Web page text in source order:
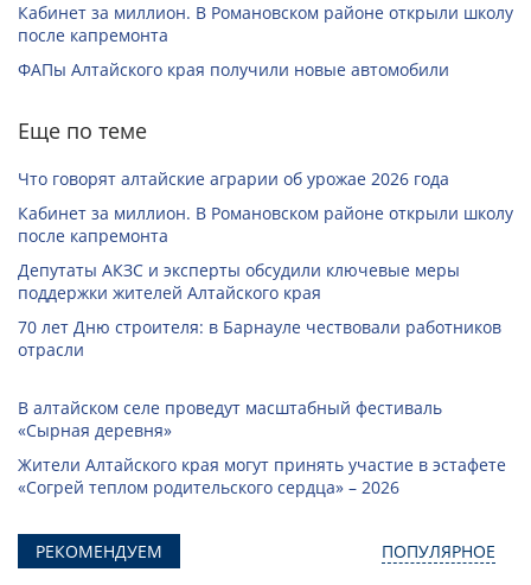
Кабинет за миллион. В Романовском районе открыли школу
после капремонта
ФАПы Алтайского края получили новые автомобили
Еще по теме
Что говорят алтайские аграрии об урожае 2026 года
Кабинет за миллион. В Романовском районе открыли школу
после капремонта
Депутаты АКЗС и эксперты обсудили ключевые меры
поддержки жителей Алтайского края
70 лет Дню строителя: в Барнауле чествовали работников
отрасли
В алтайском селе проведут масштабный фестиваль
«Сырная деревня»
Жители Алтайского края могут принять участие в эстафете
«Согрей теплом родительского сердца» – 2026
РЕКОМЕНДУЕМ ПОПУЛЯРНОЕ